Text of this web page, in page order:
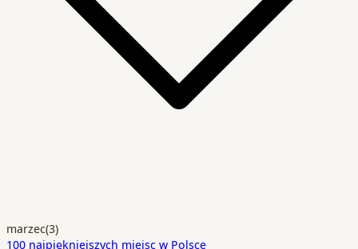
marzec(3)
100 najpiękniejszych miejsc w Polsce